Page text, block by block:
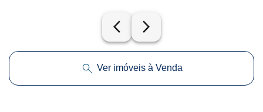
arrow_back_ios_new arrow_forward_ios
Ver imóveis à Venda